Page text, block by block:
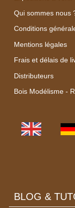
Qui sommes nous
Conditions
Mentions légales
Frais et délais de
Distributeurs
Bois Modélisme -
BLOG &